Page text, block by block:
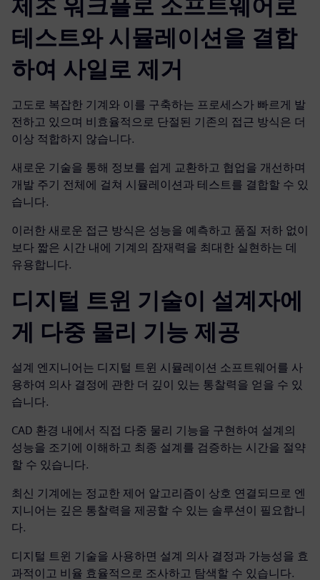
제조 워크플로 소프트웨어로
테스트와 시뮬레이션을 결합
하여 사일로 제거
고도로 복잡한 기계와 이를 구축하는 프로세스가 빠르게 발
전하고 있으며 비효율적으로 단절된 기존의 접근 방식은 더
이상 적합하지 않습니다.
새로운 기술을 통해 정보를 쉽게 교환하고 협업을 개선하며
개발 주기 전체에 걸쳐 시뮬레이션과 테스트를 결합할 수 있
습니다.
이러한 새로운 접근 방식은 성능을 예측하고 품질 저하 없이
보다 짧은 시간 내에 기계의 잠재력을 최대한 실현하는 데
유용합니다.
디지털 트윈 기술이 설계자에
게 다중 물리 기능 제공
설계 엔지니어는 디지털 트윈 시뮬레이션 소프트웨어를 사
용하여 의사 결정에 관한 더 깊이 있는 통찰력을 얻을 수 있
습니다.
CAD 환경 내에서 직접 다중 물리 기능을 구현하여 설계의
성능을 조기에 이해하고 최종 설계를 검증하는 시간을 절약
할 수 있습니다.
최신 기계에는 정교한 제어 알고리즘이 상호 연결되므로 엔
지니어는 깊은 통찰력을 제공할 수 있는 솔루션이 필요합니
다.
디지털 트윈 기술을 사용하면 설계 의사 결정과 가능성을 효
과적이고 비율 효율적으로 조사하고 탐색할 수 있습니다.